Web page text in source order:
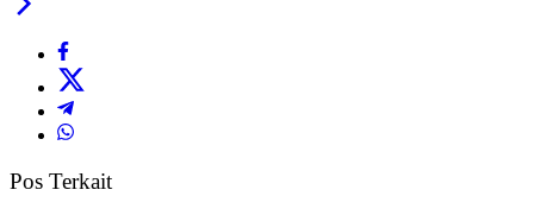
Pos Terkait